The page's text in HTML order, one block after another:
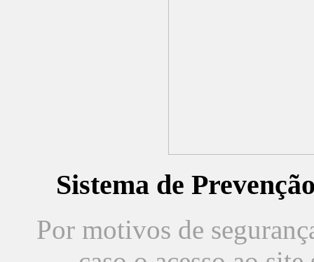
Sistema de
Por motivos de